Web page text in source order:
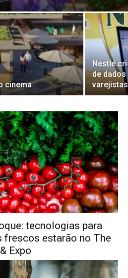
cinema
Nestlé
de
varejistas
tecnologias para
frescos estarão no The
Expo